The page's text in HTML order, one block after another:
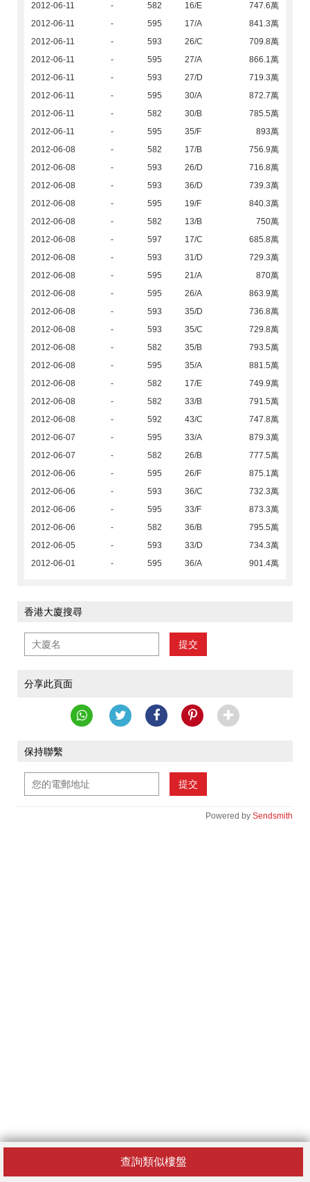
查詢類似樓盤
2012-06-11
- 582 16/E
747.6萬
2012-06-11
- 595 17/A
841.3萬
2012-06-11
- 593 26/C
709.8萬
2012-06-11
- 595 27/A
866.1萬
2012-06-11
- 593 27/D
719.3萬
2012-06-11
- 595 30/A
872.7萬
2012-06-11
- 582 30/B
785.5萬
2012-06-11
- 595 35/F
893萬
2012-06-08
- 582 17/B
756.9萬
2012-06-08
- 593 26/D
716.8萬
2012-06-08
- 593 36/D
739.3萬
2012-06-08
- 595 19/F
840.3萬
2012-06-08
- 582 13/B
750萬
2012-06-08
- 597 17/C
685.8萬
2012-06-08
- 593 31/D
729.3萬
2012-06-08
- 595 21/A
870萬
2012-06-08
- 595 26/A
863.9萬
2012-06-08
- 593 35/D
736.8萬
2012-06-08
- 593 35/C
729.8萬
2012-06-08
- 582 35/B
793.5萬
2012-06-08
- 595 35/A
881.5萬
2012-06-08
- 582 17/E
749.9萬
2012-06-08
- 582 33/B
791.5萬
2012-06-08
- 592 43/C
747.8萬
2012-06-07
- 595 33/A
879.3萬
2012-06-07
- 582 26/B
777.5萬
2012-06-06
- 595 26/F
875.1萬
2012-06-06
- 593 36/C
732.3萬
2012-06-06
- 595 33/F
873.3萬
2012-06-06
- 582 36/B
795.5萬
2012-06-05
- 593 33/D
734.3萬
2012-06-01
- 595 36/A 901.4萬
香港大廈搜尋
提交
分享此頁面
保持聯繫
提交
Powered by Sendsmith